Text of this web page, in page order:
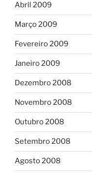
Abril 2009
Março 2009
Fevereiro 2009
Janeiro 2009
Dezembro 2008
Novembro 2008
Outubro 2008
Setembro 2008
Agosto 2008